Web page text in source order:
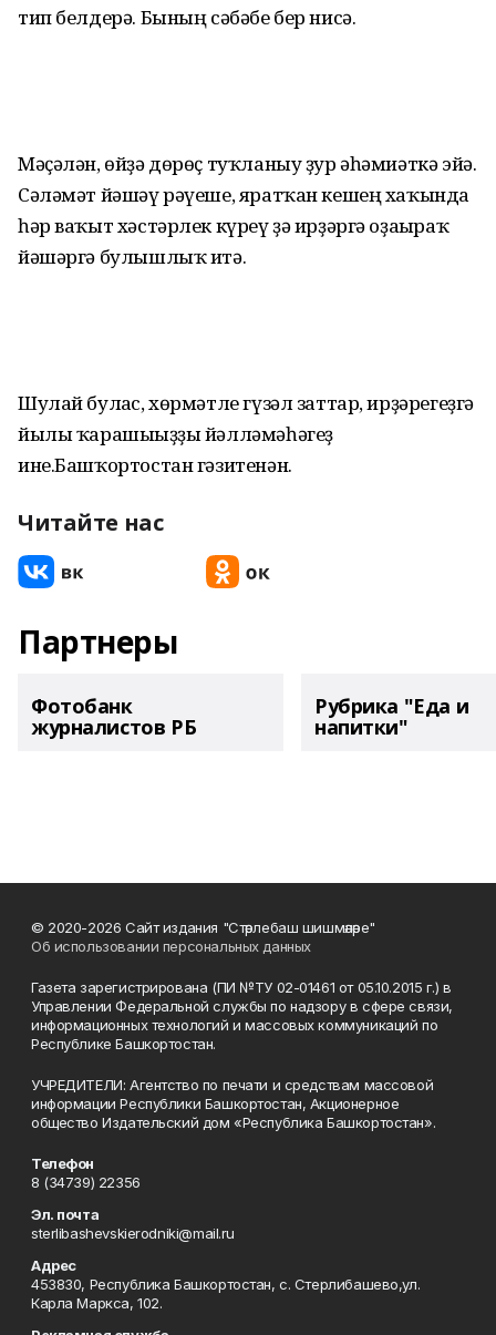
тип белдерә. Бының сәбәбе бер нисә.
Мәҫәлән, өйҙә дөрөҫ туҡланыу ҙур әһәмиәткә эйә.
Сәләмәт йәшәү рәүеше, яратҡан кешең хаҡында
һәр ваҡыт хәстәрлек күреү ҙә ирҙәргә оҙағыраҡ
йәшәргә булышлыҡ итә.
Шулай булғас, хөрмәтле гүзәл заттар, ирҙәрегеҙгә
йылы ҡарашығыҙҙы йәлләмәһәгеҙ
ине.Башҡортостан гәзитенән.
Читайте нас
Партнеры
Фотобанк
журналистов РБ
Рубрика "Еда и
напитки"
© 2020-2026 Сайт издания "Стәрлебаш шишмәләре"
Об использовании персональных данных
Газета зарегистрирована (ПИ №ТУ 02-01461 от 05.10.2015 г.) в
Управлении Федеральной службы по надзору в сфере связи,
информационных технологий и массовых коммуникаций по
Республике Башкортостан.
УЧРЕДИТЕЛИ: Агентство по печати и средствам массовой
информации Республики Башкортостан, Акционерное
общество Издательский дом «Республика Башкортостан».
Телефон
8 (34739) 22356
Эл. почта
sterlibashevskierodniki@mail.ru
Адрес
453830, Республика Башкортостан, c. Стерлибашево,ул.
Карла Маркса, 102.